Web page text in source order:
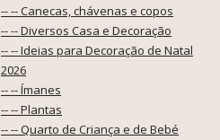
-- -- Canecas, chávenas e copos
-- -- Diversos Casa e Decoração
-- -- Ideias para Decoração de Natal
2026
-- -- Ímanes
-- -- Plantas
-- -- Quarto de Criança e de Bebé